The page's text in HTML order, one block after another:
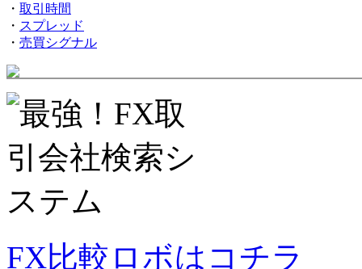
・ 取引時間
・ スプレッド
・ 売買シグナル
FX比較ロボはコチラ